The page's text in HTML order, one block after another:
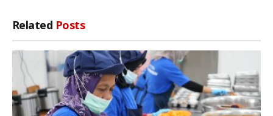
Related Posts